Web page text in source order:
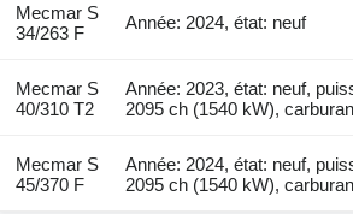
Mecmar S
34/263 F
Année: 2024, état: neuf
Mecmar S
40/310 T2
Année: 2023, état: neuf,
2095 ch (1540 kW),
Mecmar S
45/370 F
Année: 2024, état: neuf,
2095 ch (1540 kW),